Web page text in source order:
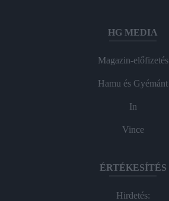
HG MEDIA
Magazin-előfizetés
Hamu és Gyémánt
In
Vince
ÉRTÉKESÍTÉS
Hirdetés: